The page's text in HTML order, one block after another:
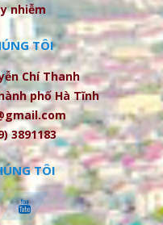
nhiễm
TÔI
Chí Thanh
phố Hà Tĩnh
3891183
TÔI